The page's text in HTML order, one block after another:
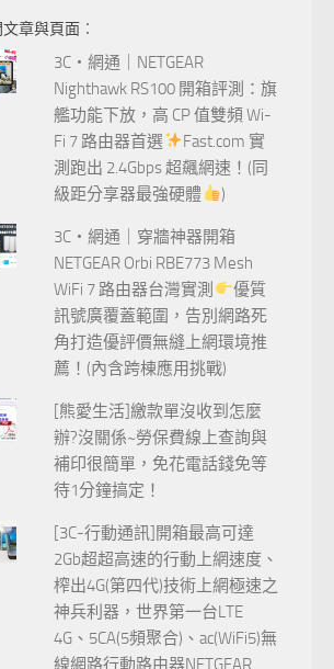
章與頁面︰
3C‧網通｜NETGEAR
Nighthawk RS100 開箱評測：旗
艦功能下放，高 CP 值雙頻 Wi-
Fi 7 路由器首選
Fast.com 實
測跑出 2.4Gbps 超飆網速！(同
級距分享器最強硬體
)
3C‧網通｜穿牆神器開箱
NETGEAR Orbi RBE773 Mesh
WiFi 7 路由器台灣實測
優質
訊號廣覆蓋範圍，告別網路死
角打造優評價無縫上網環境推
薦！(內含跨棟應用挑戰)
[熊愛生活]繳款單沒收到怎麼
辦?沒關係~勞保費線上查詢與
補印很簡單，免花電話錢免等
待1分鐘搞定！
[3C-行動通訊]開箱最高可達
2Gb超超高速的行動上網速度、
榨出4G(第四代)技術上網極速之
神兵利器，世界第一台LTE
4G、5CA(5頻聚合)、ac(WiFi5)無
線網路行動路由器NETGEAR